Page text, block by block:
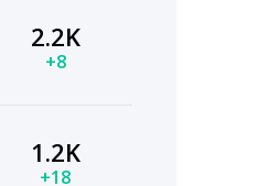
2.2K
+8
1.2K
+18